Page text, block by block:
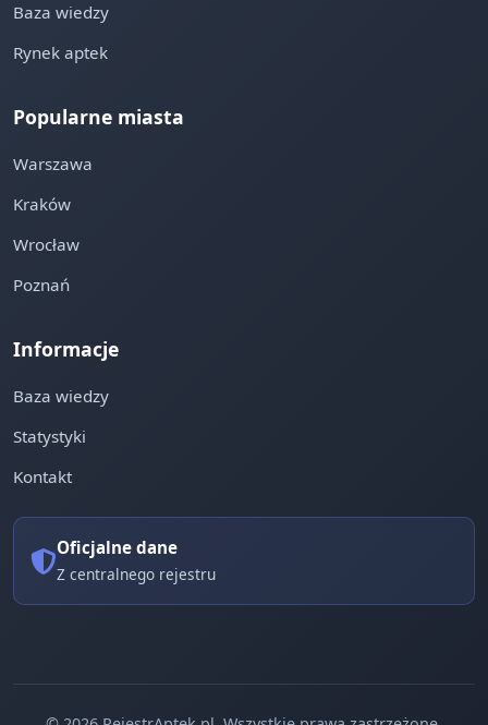
Baza wiedzy
Rynek aptek
Popularne miasta
Warszawa
Kraków
Wrocław
Poznań
Informacje
Baza wiedzy
Statystyki
Kontakt
Oficjalne dane
Z centralnego rejestru